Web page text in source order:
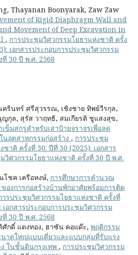
Thayanan Boonyarak, Zaw Zaw
of Rigid Diaphragm Wall and
Movement of Deep Excavation in
, การประชุมวิศวกรรมโยธาแห่งชาติ ครั้ง
เอกสารประกอบการประชุมวิศวกรรม
30 ปี พ.ศ. 2568
ครินทร์ ศรีสุวรรณ, เชิงชาย ทิพย์วีรกุล,
ญกุล, สุรัส วาฤทธิ, สมเกียรติ ชูแสงสุข,
เข็มสกรูสำหรับเสาป้ายจราจรเพื่อลด
อุตสาหกรรมก่อสร้าง , การประชุม
ชาติ ครั้งที่ 30: ปีที่ 30 (2025): เอกสาร
วิศวกรรมโยธาแห่งชาติ ครั้งที่ 30 ปี พ.ศ.
ชค เครือหงษ์, การศึกษาการคำนวณ
องการก่อสร้างบ้านพักอาศัยพร้อมการติด
ารประชุมวิศวกรรมโยธาแห่งชาติ ครั้งที่
เอกสารประกอบการประชุมวิศวกรรม
30 ปี พ.ศ. 2568
ศักดิ์ แดงทอง, ฮาซัน คอแด๊ะ, พฤติกรรม
นาดใหญ่แบบเดี่ยวและแบบกลุ่มที่รับแรง
ในชั้นดินกรุงเทพ , การประชุมวิศวกรรม